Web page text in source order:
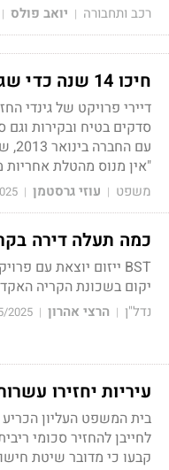
רכב ותחבורה | יואב פולס |
חיכו 14 שנה כדי שגינדי תתקן ליקויים - וזה הפיצוי
דיירי פרויקט של גינדי
סדקים בטיח ובקירות
עם
"אין מנוס מהטלת
משפט | עוזי גרסטמן |
כמה תעלה דירה
יקום בשכונת הקריה
נדל"ן | הרצי אהרון |
2025
עיריות יחזירו
בית המשפט העליון
לחייבן להחזיר סכומי
קבעו כי מדובר שיטת